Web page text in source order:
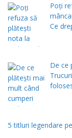
Poți
Ce
De ce
5 titluri legendare